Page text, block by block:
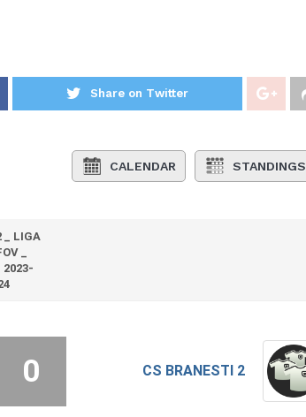
Share on Twitter
CALENDAR STANDINGS
_ LIGA
_
2023-
CS BRANESTI 2
0